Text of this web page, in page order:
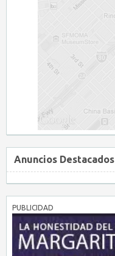
Anuncios Destacados
PUBLICIDAD